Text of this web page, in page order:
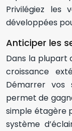
Privilégiez les
développées
Anticiper les
Dans la plupart
croissance
Démarrer vos
permet de
simple étagère
système